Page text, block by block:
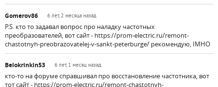
Gomerov86 6 лет, 2 месяца назад
P.S. кто то задавал вопрос про наладку частотных
преобразователей, вот сайт - https://prom-electric.ru/remont-
chastotnyh-preobrazovatelej-v-sankt-peterburge/ рекомендую, IMHO
Belokrinkin53 6 лет, 1 месяц назад
кто-то на форуме справшивал про восстановление частотника, вот
тот сайт - https://prom-electric.ru/remont-chastotnyh-